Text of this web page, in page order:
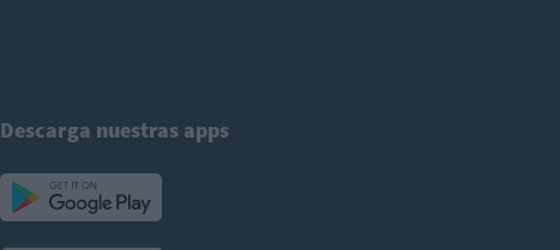
Descarga nuestras apps